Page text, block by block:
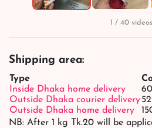
1 / 40 videos
Shipping area:
Type
Inside Dhaka home delivery
Outside Dhaka courier delivery
Outside Dhaka home delivery
NB: After 1 kg Tk.20 will be